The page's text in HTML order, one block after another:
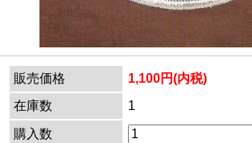
販売価格
1,100円(内税)
在庫数
1
購入数